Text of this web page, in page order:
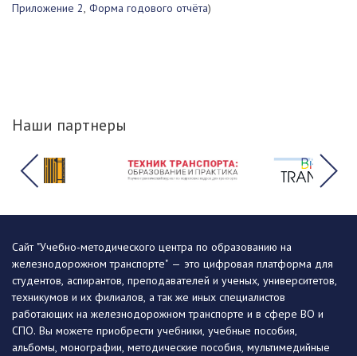
Приложение 2, Форма годового отчёта)
Наши партнеры
Сайт "Учебно-методического центра по образованию на
железнодорожном транспорте" — это цифровая платформа для
студентов, аспирантов, преподавателей и ученых, университетов,
техникумов и их филиалов, а так же иных специалистов
работающих на железнодорожном транспорте и в сфере ВО и
СПО. Вы можете приобрести учебники, учебные пособия,
альбомы, монографии, методические пособия, мультимедийные